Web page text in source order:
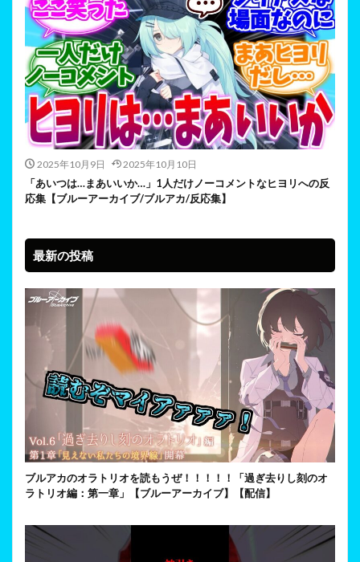
2025年10月9日 2025年10月10日
「あいつは…まあいいか…」1人だけノーコメントなヒヨリへの反
応集【ブルーアーカイブ/ブルアカ/反応集】
最新の投稿
ブルアカのオラトリオを読もうぜ！！！！！「過ぎ去りし刻のオ
ラトリオ編：第一章」【ブルーアーカイブ】【配信】